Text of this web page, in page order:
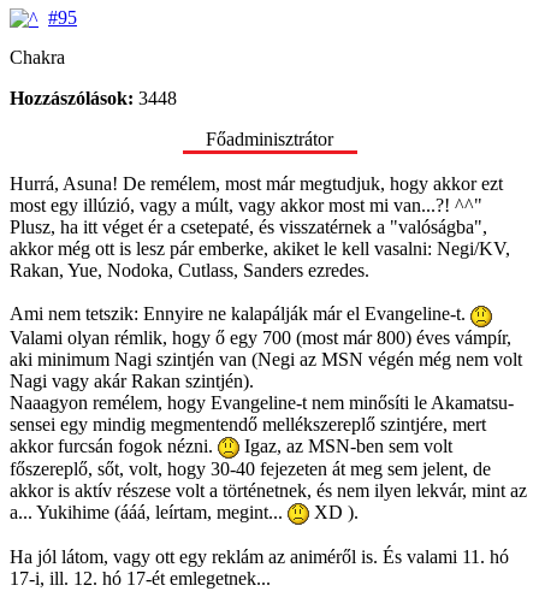
#95
Chakra
Hozzászólások: 3448
Főadminisztrátor
Hurrá, Asuna! De remélem, most már megtudjuk, hogy akkor ezt
most egy illúzió, vagy a múlt, vagy akkor most mi van...?! ^^"
Plusz, ha itt véget ér a csetepaté, és visszatérnek a "valóságba",
akkor még ott is lesz pár emberke, akiket le kell vasalni: Negi/KV,
Rakan, Yue, Nodoka, Cutlass, Sanders ezredes.
Ami nem tetszik: Ennyire ne kalapálják már el Evangeline-t.
Valami olyan rémlik, hogy ő egy 700 (most már 800) éves vámpír,
aki minimum Nagi szintjén van (Negi az MSN végén még nem volt
Nagi vagy akár Rakan szintjén).
Naaagyon remélem, hogy Evangeline-t nem minősíti le Akamatsu-
sensei egy mindig megmentendő mellékszereplő szintjére, mert
akkor furcsán fogok nézni.
Igaz, az MSN-ben sem volt
főszereplő, sőt, volt, hogy 30-40 fejezeten át meg sem jelent, de
akkor is aktív részese volt a történetnek, és nem ilyen lekvár, mint az
a... Yukihime (ááá, leírtam, megint...
XD ).
Ha jól látom, vagy ott egy reklám az animéről is. És valami 11. hó
17-i, ill. 12. hó 17-ét emlegetnek...